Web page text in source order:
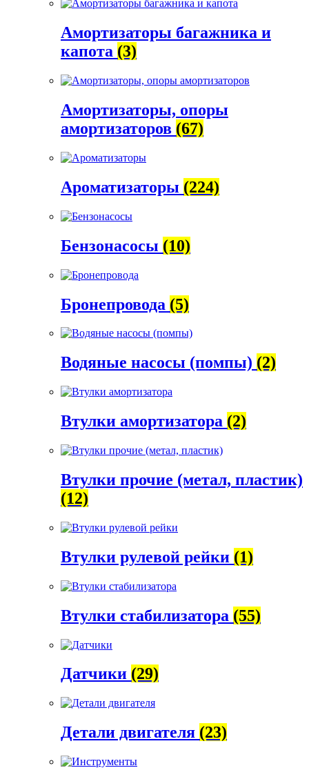
Амортизаторы багажника и
капота (3)
Амортизаторы, опоры
амортизаторов (67)
Ароматизаторы (224)
Бензонасосы (10)
Бронепровода (5)
Водяные насосы (помпы) (2)
Втулки амортизатора (2)
Втулки прочие (метал, пластик)
(12)
Втулки рулевой рейки (1)
Втулки стабилизатора (55)
Датчики (29)
Детали двигателя (23)